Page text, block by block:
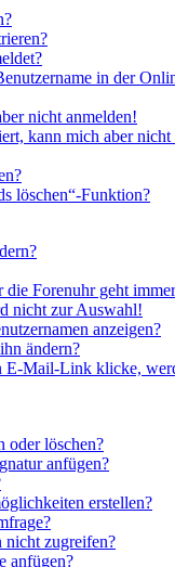
in der
nicht anmelden!
kann mich aber nicht
löschen“-Funktion?
die Forenuhr geht
nicht zur Auswahl!
anzeigen?
ändern?
E-Mail-Link klicke,
oder löschen?
anfügen?
erstellen?
nicht zugreifen?
anfügen?